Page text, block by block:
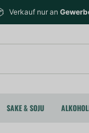
Verkauf nur an
SAKE & SOJU